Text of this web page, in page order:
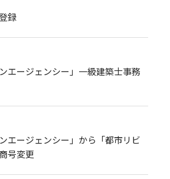
録
エージェンシー」一級建築士事務
エージェンシー」から「都市リビ
号変更